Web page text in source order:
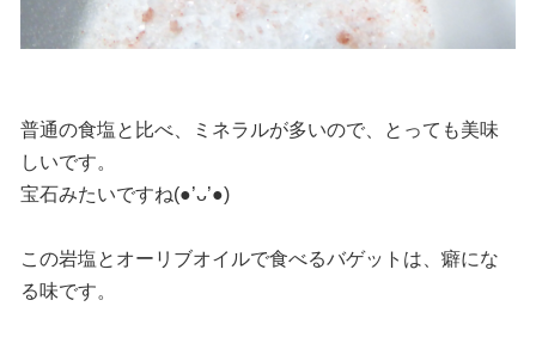
普通の食塩と比べ、ミネラルが多いので、とっても美味
しいです。
宝石みたいですね(●’ᴗ’●)
この岩塩とオーリブオイルで食べるバゲットは、癖にな
る味です。